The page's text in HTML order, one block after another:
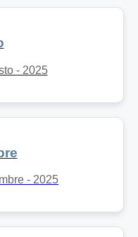
- 2025
- 2025